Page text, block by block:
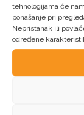
tehnologijama će
ponašanje pri
Nepristanak ili
određene
IZDVOJENO!